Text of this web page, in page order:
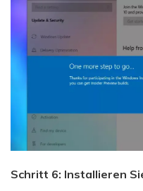
Schritt 6: Installieren